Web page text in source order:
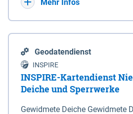
Mehr Infos
Geodatendienst
INSPIRE
INSPIRE-Kartendienst
Deiche und Sperrwerke
Gewidmete Deiche Gewidmete